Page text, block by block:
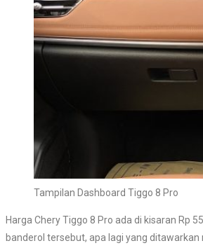
Tampilan Dashboard Tiggo 8 Pro
Harga Chery Tiggo 8 Pro ada di kisaran Rp
banderol tersebut, apa lagi yang ditawarkan